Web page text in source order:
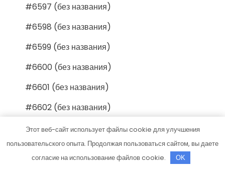
#6597 (без названия)
#6598 (без названия)
#6599 (без названия)
#6600 (без названия)
#6601 (без названия)
#6602 (без названия)
#6603 (без названия)
#6604 (без названия)
Этот веб-сайт использует файлы cookie для улучшения
пользовательского опыта. Продолжая пользоваться сайтом, вы даете
согласие на использование файлов cookie.
OK